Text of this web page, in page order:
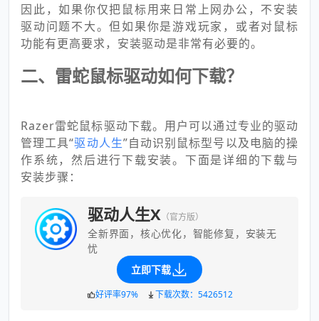
因此，如果你仅把鼠标用来日常上网办公，不安装
驱动问题不大。但如果你是游戏玩家，或者对鼠标
功能有更高要求，安装驱动是非常有必要的。
二、雷蛇鼠标驱动如何下载？
Razer雷蛇鼠标驱动下载。用户可以通过专业的驱动
管理工具“驱动人生”自动识别鼠标型号以及电脑的操
作系统，然后进行下载安装。下面是详细的下载与
安装步骤：
驱动人生X （官方版）
全新界面，核心优化，智能修复，安装无
忧
立即下载
好评率97% 下载次数：5426512